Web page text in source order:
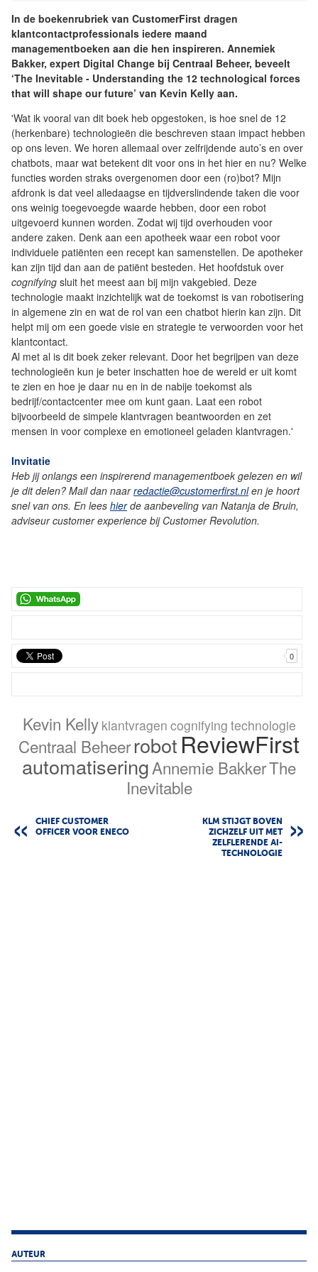
In de boekenrubriek van CustomerFirst dragen
klantcontactprofessionals iedere maand
managementboeken aan die hen inspireren. Annemiek
Bakker, expert Digital Change bij Centraal Beheer, beveelt
‘The Inevitable - Understanding the 12 technological forces
that will shape our future’ van Kevin Kelly aan.
'Wat ik vooral van dit boek heb opgestoken, is hoe snel de 12
(herkenbare) technologieën die beschreven staan impact hebben
op ons leven. We horen allemaal over zelfrijdende auto’s en over
chatbots, maar wat betekent dit voor ons in het hier en nu? Welke
functies worden straks overgenomen door een (ro)bot? Mijn
afdronk is dat veel alledaagse en tijdverslindende taken die voor
ons weinig toegevoegde waarde hebben, door een robot
uitgevoerd kunnen worden. Zodat wij tijd overhouden voor
andere zaken. Denk aan een apotheek waar een robot voor
individuele patiënten een recept kan samenstellen. De apotheker
kan zijn tijd dan aan de patiënt besteden. Het hoofdstuk over
cognifying sluit het meest aan bij mijn vakgebied. Deze
technologie maakt inzichtelijk wat de toekomst is van robotisering
in algemene zin en wat de rol van een chatbot hierin kan zijn. Dit
helpt mij om een goede visie en strategie te verwoorden voor het
klantcontact.
Al met al is dit boek zeker relevant. Door het begrijpen van deze
technologieën kun je beter inschatten hoe de wereld er uit komt
te zien en hoe je daar nu en in de nabije toekomst als
bedrijf/contactcenter mee om kunt gaan. Laat een robot
bijvoorbeeld de simpele klantvragen beantwoorden en zet
mensen in voor complexe en emotioneel geladen klantvragen.'
Invitatie
Heb jij onlangs een inspirerend managementboek gelezen en wil
je dit delen? Mail dan naarredactie@customerfirst.nlen je hoort
snel van ons. En lees hierde aanbeveling van Natanja de Bruin,
adviseur customer experience bij Customer Revolution.
0
Kevin Kelly klantvragen cognifying technologie
Centraal Beheerrobot ReviewFirst
automatiseringAnnemie BakkerThe
Inevitable
CHIEF CUSTOMER
OFFICER VOOR ENECO
KLM STIJGT BOVEN
ZICHZELF UIT MET
ZELFLERENDE AI-
TECHNOLOGIE
AUTEUR